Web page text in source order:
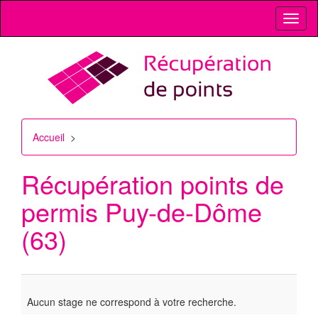
Accueil >
Récupération points de
permis Puy-de-Dôme
(63)
Aucun stage ne correspond à votre recherche.